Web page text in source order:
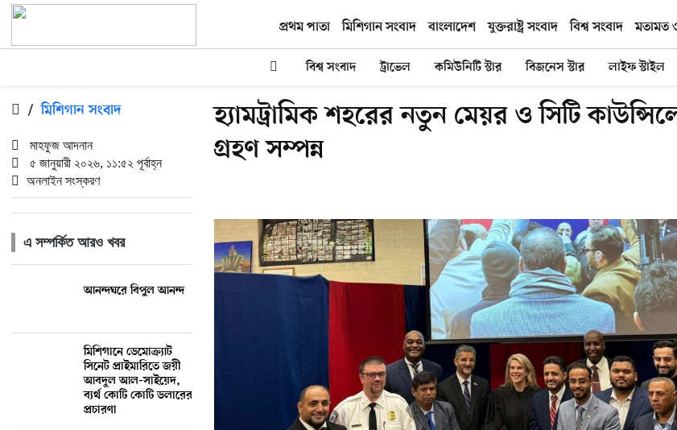
প্রথম পাতা মিশিগান সংবাদ বাংলাদেশ যুক্তরাষ্ট্র সংবাদ বিশ্ব সংবাদ মতামত
বিশ্ব সংবাদ ট্রাভেল কমিউনিটি স্টার বিজনেস স্টার লাইফ স্টাইল
/ মিশিগান সংবাদ
মাহফুজ আদনান
৫ জানুয়ারী ২০২৬, ১১:৫২ পূর্বাহ্ন
অনলাইন সংস্করণ
এ সম্পর্কিত আরও খবর
আনন্দঘরে বিপুল আনন্দ
মিশিগানে ডেমোক্র্যাট
সিনেট প্রাইমারিতে জয়ী
আবদুল আল-সাইয়েদ,
ব্যর্থ কোটি কোটি ডলারের
প্রচারণা
হ্যামট্রামিক শহরের নতুন মেয়র ও সিটি
গ্রহণ সম্পন্ন